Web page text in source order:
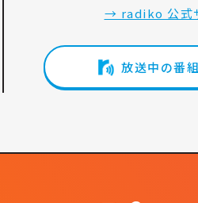
→ radiko 公式
放送中の番